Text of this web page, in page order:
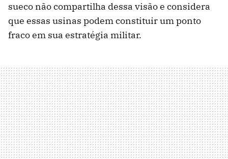
sueco não compartilha dessa visão e considera
que essas usinas podem constituir um ponto
fraco em sua estratégia militar.